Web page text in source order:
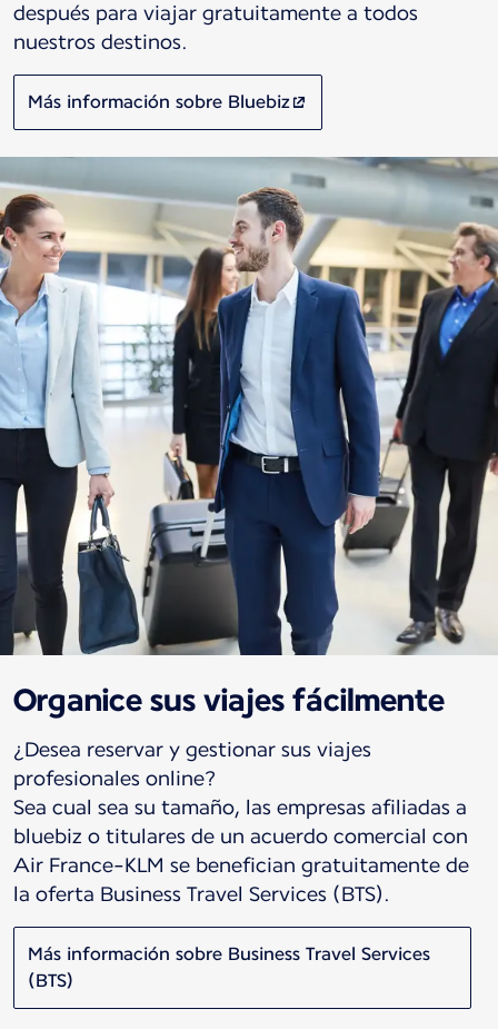
después para viajar gratuitamente a todos
nuestros destinos.
Más información sobre Bluebiz
Organice sus viajes fácilmente
¿Desea reservar y gestionar sus viajes
profesionales online?
Sea cual sea su tamaño, las empresas afiliadas a
bluebiz o titulares de un acuerdo comercial con
Air France-KLM se benefician gratuitamente de
la oferta Business Travel Services (BTS).
Más información sobre Business Travel Services
(BTS)